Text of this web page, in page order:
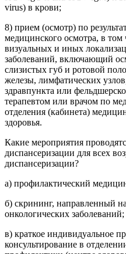
virus) в крови;
8) прием (осмотр) по
медицинского осмотра, в
визуальных и иных
заболеваний, включающий
слизистых губ и ротовой
железы, лимфатических
здравпункта или
терапевтом или врачом по
отделения (кабинета)
здоровья.
Какие мероприятия
диспансеризации для всех
диспансеризации?
а) профилактический
б) скрининг, направленный
онкологических заболеваний;
в) краткое индивидуальное
консультирование в